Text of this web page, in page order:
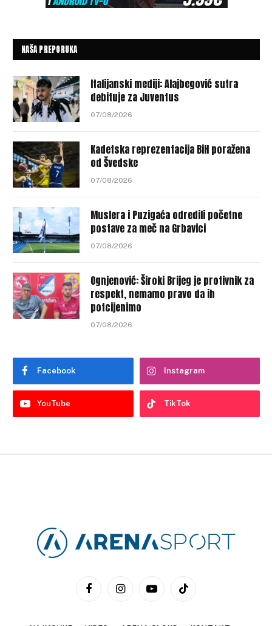
NAŠA PREPORUKA
Italijanski mediji: Alajbegović sutra
debituje za Juventus
07/08/2026
Kadetska reprezentacija BiH poražena
od Švedske
07/08/2026
Muslera i Puzigaća odredili početne
postave za meč na Grbavici
07/08/2026
Ognjenović: Široki Brijeg je protivnik za
respekt, nemamo pravo da ih
potcijenimo
07/08/2026
Facebook Instagram
YouTube TikTok
FacebookInstagramYouTubeTikTok